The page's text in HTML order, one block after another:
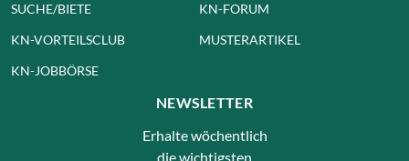
SUCHE/BIETE
KN-VORTEILSCLUB
KN-JOBBÖRSE
KN-FORUM
MUSTERARTIKEL
NEWSLETTER
Erhalte wöchentlich
die wichtigsten